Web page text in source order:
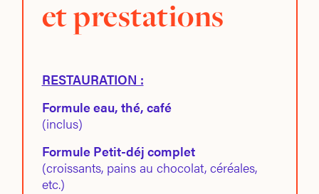
et prestations
RESTAURATION :
Formule eau, thé, café
(inclus)
Formule Petit-déj complet
(croissants, pains au chocolat, céréales,
etc.)